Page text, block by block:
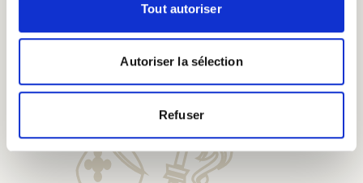
Tout autoriser
Autoriser la sélection
Refuser
Dégustez nos bières chez
nos Pèlerins d'Honneur